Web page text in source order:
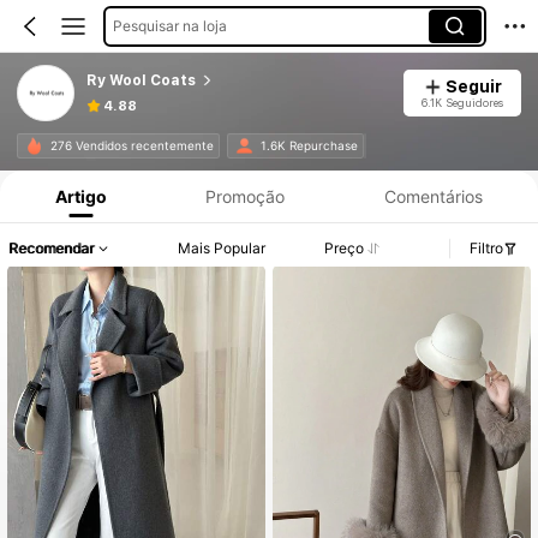
Pesquisar na loja
Ry Wool Coats
4.88
Seguir
6.1K Seguidores
276 Vendidos recentemente 1.6K Repurchase
Informações do Produto: Divulgação de Preço, Vendas e Detalhes de Stock.
Artigo Promoção Comentários
Recomendar Mais Popular Preço Filtro